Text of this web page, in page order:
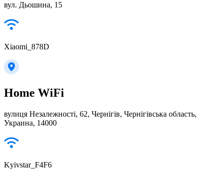
вул. Дьошина, 15
Xiaomi_878D
Home WiFi
вулиця Незалежності, 62, Чернігів, Чернігівська область,
Украина, 14000
Kyivstar_F4F6